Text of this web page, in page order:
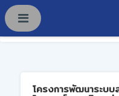
โครงการพัฒนาระบบ